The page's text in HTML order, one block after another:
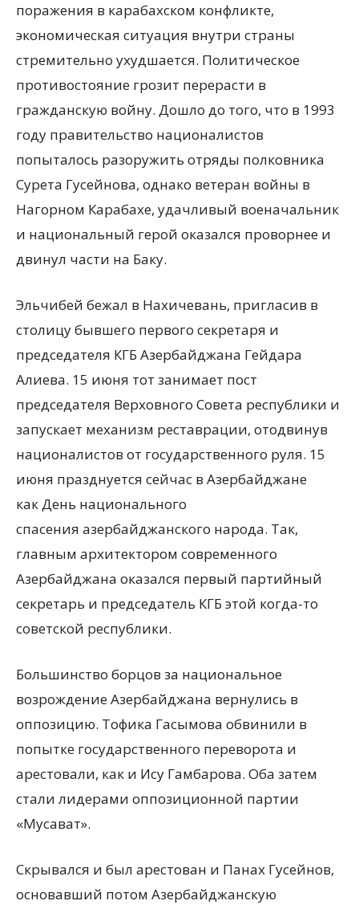
поражения в карабахском конфликте,
экономическая ситуация внутри страны
стремительно ухудшается. Политическое
противостояние грозит перерасти в
гражданскую войну. Дошло до того, что в 1993
году правительство националистов
попыталось разоружить отряды полковника
Сурета Гусейнова, однако ветеран войны в
Нагорном Карабахе, удачливый военачальник
и национальный герой оказался проворнее и
двинул части на Баку.
Эльчибей бежал в Нахичевань, пригласив в
столицу бывшего первого секретаря и
председателя КГБ Азербайджана Гейдара
Алиева. 15 июня тот занимает пост
председателя Верховного Совета республики и
запускает механизм реставрации, отодвинув
националистов от государственного руля. 15
июня празднуется сейчас в Азербайджане
как День национального
спасения азербайджанского народа. Так,
главным архитектором современного
Азербайджана оказался первый партийный
секретарь и председатель КГБ этой когда-то
советской республики.
Большинство борцов за национальное
возрождение Азербайджана вернулись в
оппозицию. Тофика Гасымова обвинили в
попытке государственного переворота и
арестовали, как и Ису Гамбарова. Оба затем
стали лидерами оппозиционной партии
«Мусават».
Скрывался и был арестован и Панах Гусейнов,
основавший потом Азербайджанскую